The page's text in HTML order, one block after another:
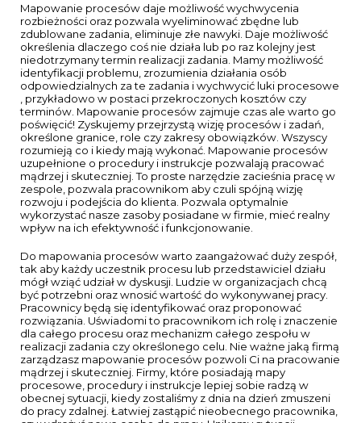
Mapowanie procesów daje możliwość wychwycenia
rozbieżności oraz pozwala wyeliminować zbędne lub
zdublowane zadania, eliminuje złe nawyki. Daje możliwość
określenia dlaczego coś nie działa lub po raz kolejny jest
niedotrzymany termin realizacji zadania. Mamy możliwość
identyfikacji problemu, zrozumienia działania osób
odpowiedzialnych za te zadania i wychwycić luki procesowe
, przykładowo w postaci przekroczonych kosztów czy
terminów. Mapowanie procesów zajmuje czas ale warto go
poświęcić! Zyskujemy przejrzystą wizję procesów i zadań,
określone granice, role czy zakresy obowiązków. Wszyscy
rozumieją co i kiedy mają wykonać. Mapowanie procesów
uzupełnione o procedury i instrukcje pozwalają pracować
mądrzej i skuteczniej. To proste narzędzie zacieśnia pracę w
zespole, pozwala pracownikom aby czuli spójną wizję
rozwoju i podejścia do klienta. Pozwala optymalnie
wykorzystać nasze zasoby posiadane w firmie, mieć realny
wpływ na ich efektywność i funkcjonowanie.
Do mapowania procesów warto zaangażować duży zespół,
tak aby każdy uczestnik procesu lub przedstawiciel działu
mógł wziąć udział w dyskusji. Ludzie w organizacjach chcą
być potrzebni oraz wnosić wartość do wykonywanej pracy.
Pracownicy będą się identyfikować oraz proponować
rozwiązania. Uświadomi to pracownikom ich rolę i znaczenie
dla całego procesu oraz mechanizm całego zespołu w
realizacji zadania czy określonego celu. Nie ważne jaką firmą
zarządzasz mapowanie procesów pozwoli Ci na pracowanie
mądrzej i skuteczniej. Firmy, które posiadają mapy
procesowe, procedury i instrukcje lepiej sobie radzą w
obecnej sytuacji, kiedy zostaliśmy z dnia na dzień zmuszeni
do pracy zdalnej. Łatwiej zastąpić nieobecnego pracownika,